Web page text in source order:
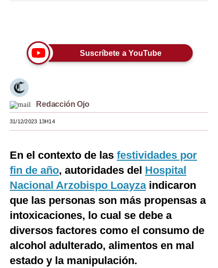
Blogs
Lujo
Viajes
Mundo
EEUU
México
Internacional
Tecnología
Suscríbete a YouTube
Redacción Ojo
31/12/2023 13H14
En el contexto de las festividades por
fin de año, autoridades del Hospital
Nacional Arzobispo Loayzaindicaron
que las personas son más propensas a
intoxicaciones, lo cual se debe a
diversos factores como el consumo de
alcohol adulterado, alimentos en mal
estado y la manipulación.